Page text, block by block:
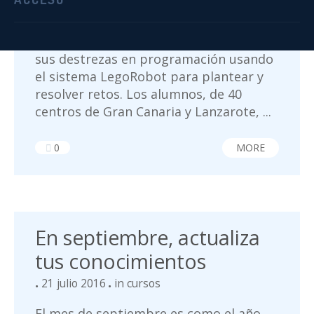
Un total de 254 alumnos pasaron por
sus destrezas en programación usando
el sistema LegoRobot para plantear y
resolver retos. Los alumnos, de 40
centros de Gran Canaria y Lanzarote, ...
0 MORE
En septiembre, actualiza
tus conocimientos
21 julio 2016 in cursos